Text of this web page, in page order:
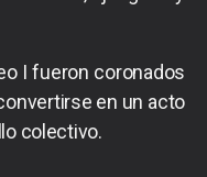
I fueron coronados
en un acto
colectivo.